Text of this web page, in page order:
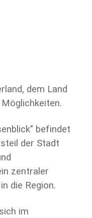
dem Land
befindet
der Stadt
zentraler
die Region.
im